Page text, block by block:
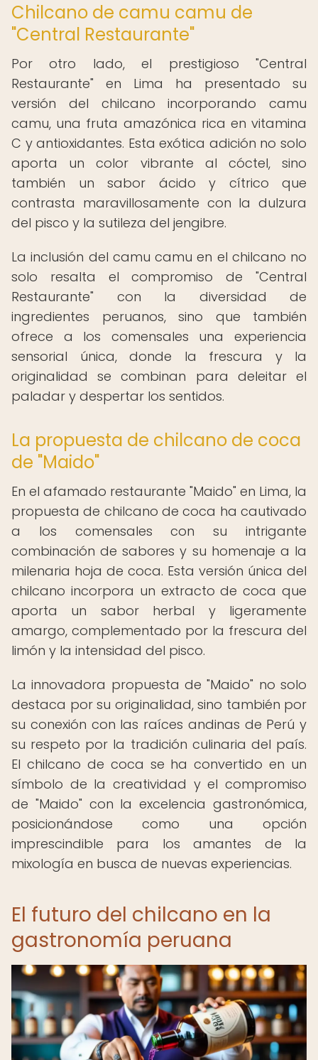
Chilcano de camu camu de
"Central Restaurante"
Por otro lado, el prestigioso "Central
Restaurante" en Lima ha presentado su
versión del chilcano incorporando camu
camu, una fruta amazónica rica en vitamina
C y antioxidantes. Esta exótica adición no solo
aporta un color vibrante al cóctel, sino
también un sabor ácido y cítrico que
contrasta maravillosamente con la dulzura
del pisco y la sutileza del jengibre.
La inclusión del camu camu en el chilcano no
solo resalta el compromiso de "Central
Restaurante" con la diversidad de
ingredientes peruanos, sino que también
ofrece a los comensales una experiencia
sensorial única, donde la frescura y la
originalidad se combinan para deleitar el
paladar y despertar los sentidos.
La propuesta de chilcano de coca
de "Maido"
En el afamado restaurante "Maido" en Lima, la
propuesta de chilcano de coca ha cautivado
a los comensales con su intrigante
combinación de sabores y su homenaje a la
milenaria hoja de coca. Esta versión única del
chilcano incorpora un extracto de coca que
aporta un sabor herbal y ligeramente
amargo, complementado por la frescura del
limón y la intensidad del pisco.
La innovadora propuesta de "Maido" no solo
destaca por su originalidad, sino también por
su conexión con las raíces andinas de Perú y
su respeto por la tradición culinaria del país.
El chilcano de coca se ha convertido en un
símbolo de la creatividad y el compromiso
de "Maido" con la excelencia gastronómica,
posicionándose como una opción
imprescindible para los amantes de la
mixología en busca de nuevas experiencias.
El futuro del chilcano en la
gastronomía peruana